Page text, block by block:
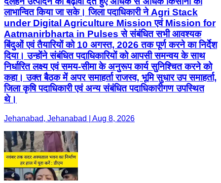
लाभान्वित किया जा सके। जिला पदाधिकारी ने Agri Stack
under Digital Agriculture Mission एवं Mission for
Aatmanirbharta in Pulses से संबंधित सभी आवश्यक
बिंदुओं एवं तैयारियों को 10 अगस्त, 2026 तक पूर्ण करने का निर्देश
दिया। उन्होंने संबंधित पदाधिकारियों को आपसी समन्वय के साथ
निर्धारित लक्ष्य एवं समय-सीमा के अनुरूप कार्य सुनिश्चित करने को
कहा। उक्त बैठक में अपर समाहर्ता राजस्व, भूमि सुधार उप समाहर्ता,
जिला कृषि पदाधिकारी एवं अन्य संबंधित पदाधिकारीगण उपस्थित
थे।
Jehanabad, Jehanabad | Aug 8, 2026